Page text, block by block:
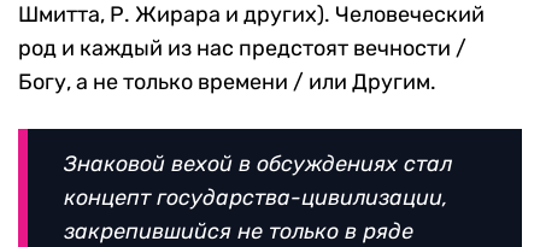
Шмитта, Р. Жирара и других). Человеческий
род и каждый из нас предстоят вечности /
Богу, а не только времени / или Другим.
Знаковой вехой в обсуждениях стал
концептгосударства-цивилизации,
закрепившийся не только в ряде